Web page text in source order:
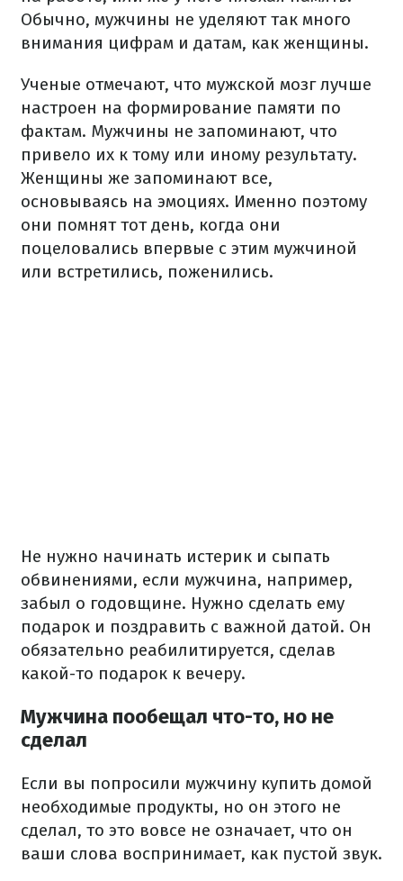
Обычно, мужчины не уделяют так много
внимания цифрам и датам, как женщины.
Ученые отмечают, что мужской мозг лучше
настроен на формирование памяти по
фактам. Мужчины не запоминают, что
привело их к тому или иному результату.
Женщины же запоминают все,
основываясь на эмоциях. Именно поэтому
они помнят тот день, когда они
поцеловались впервые с этим мужчиной
или встретились, поженились.
Не нужно начинать истерик и сыпать
обвинениями, если мужчина, например,
забыл о годовщине. Нужно сделать ему
подарок и поздравить с важной датой. Он
обязательно реабилитируется, сделав
какой-то подарок к вечеру.
Мужчина пообещал что-то, но не
сделал
Если вы попросили мужчину купить домой
необходимые продукты, но он этого не
сделал, то это вовсе не означает, что он
ваши слова воспринимает, как пустой звук.